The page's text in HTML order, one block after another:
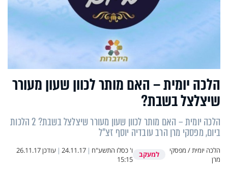
הלכה יומית – האם מותר לכוון שעון מעורר
שיצלצל בשבת?
הלכה יומית – האם מותר לכוון שעון מעורר שיצלצל בשבת? 2 הלכות
ביום, מפסקי מרן הרב עובדיה יוסף זצ"ל
הלכה יומית / מפסקי
מרן
למעקב ו' כסלו התשע"ח |
24.11.17
| עודכן26.11.17
15:15